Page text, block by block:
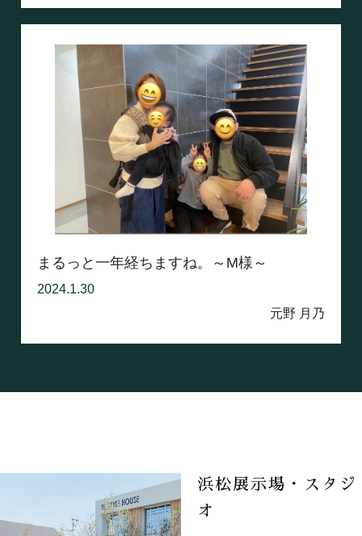
まるっと一年経ちますね。～M様～
2024.1.30
元野 月乃
浜松展示場・スタジ
オ